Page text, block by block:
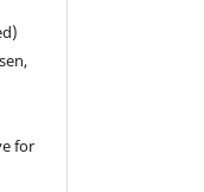
for